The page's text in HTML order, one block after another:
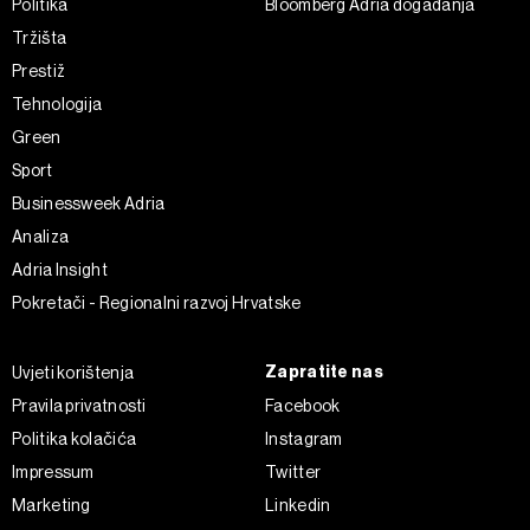
Politika
Tržišta
Prestiž
Tehnologija
Green
Sport
Businessweek Adria
Analiza
Adria Insight
Pokretači - Regionalni razvoj Hrvatske
Bloomberg Adria događanja
Uvjeti korištenja
Pravila privatnosti
Politika kolačića
Impressum
Marketing
Zapratite nas
Facebook
Instagram
Twitter
Linkedin